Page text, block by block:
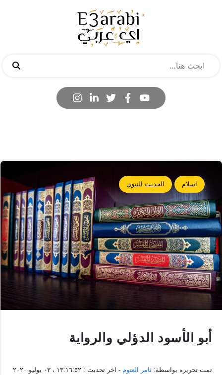
اسلام الحديث النبوي
أبو الأسود الدؤلي والرواية
تمت تحريره بواسطة: ثامر العتوم - اخر تحديث : ١٣:١٦:٥٢ ، ٠٣ يوليو ٢٠٢٠